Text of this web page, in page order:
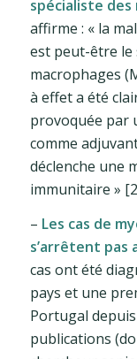
spécialiste des
affirme : « la
est peut-être le
macrophages
à effet a été
provoquée par
comme
déclenche une
immunitaire »
– Les cas de
s’arrêtent pas
cas ont été
pays et une
Portugal
publications